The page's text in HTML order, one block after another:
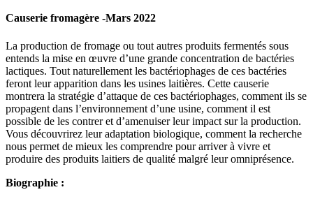
Causerie fromagère -Mars 2022
La production de fromage ou tout autres produits fermentés sous
entends la mise en œuvre d’une grande concentration de bactéries
lactiques. Tout naturellement les bactériophages de ces bactéries
feront leur apparition dans les usines laitières. Cette causerie
montrera la stratégie d’attaque de ces bactériophages, comment ils se
propagent dans l’environnement d’une usine, comment il est
possible de les contrer et d’amenuiser leur impact sur la production.
Vous découvrirez leur adaptation biologique, comment la recherche
nous permet de mieux les comprendre pour arriver à vivre et
produire des produits laitiers de qualité malgré leur omniprésence.
Biographie :